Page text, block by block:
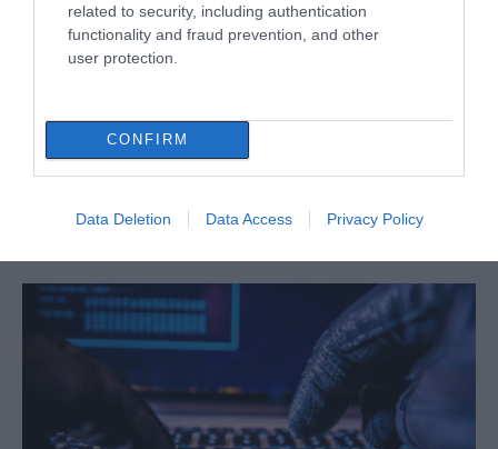
related to security, including authentication
functionality and fraud prevention, and other
user protection.
CONFIRM
Data Deletion Data Access Privacy Policy